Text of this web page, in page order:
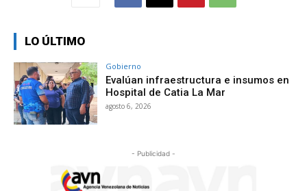
LO ÚLTIMO
Gobierno
Evalúan infraestructura e insumos en
Hospital de Catia La Mar
agosto 6, 2026
- Publicidad -